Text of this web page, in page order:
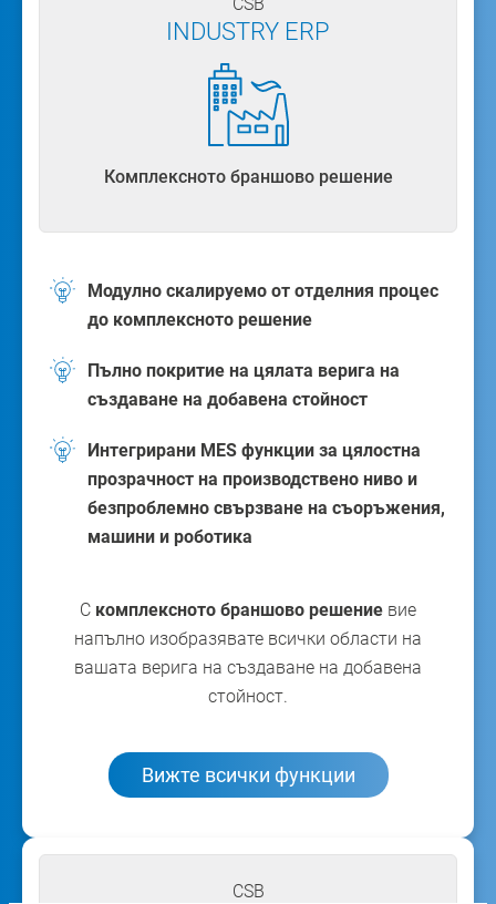
INDUSTRY ERP
Комплексното браншово решение
Модулно скалируемо от отделния процес
до комплексното решение
Пълно покритие на цялата верига на
създаване на добавена стойност
Интегрирани MES функции за цялостна
прозрачност на производствено ниво и
безпроблемно свързване на съоръжения,
машини и роботика
С комплексното браншово решение вие
напълно изобразявате всички области на
вашата верига на създаване на добавена
стойност.
Вижте всички функции
CSB